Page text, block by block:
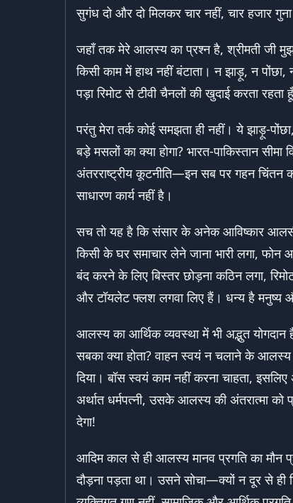
सुगंध दो और दो मिलकर चार नहीं, चार हजार
जहाँ तक मेरे आलस्य का प्रश्न है, श्रीमती जी मुझ
किसी काम में हाथ नहीं बंटाता। न झाड़ू, न
पड़ा रिमोट से टीवी चैनलों की खुदाई करता रहता
परंतु मेरा तर्क कोई समझता ही नहीं। ये झाड़ू-
बड़े मसलों का क्या होगा? भारत-पाकिस्तान
अंतरराष्ट्रीय कूटनीति—इन सब पर गहन चिंतन
साधारण कार्य नहीं है।
सच तो यह है कि संसार के अनेक आविष्कार आलसी
किसी के घर समाचार लेने जाना भारी लगा, फोन
बंद करने के लिए बिस्तर छोड़ना कठिन लगा,
और टॉयलेट फ्लश लगवा लिए हैं। धन्य है मनुष्य
आलस्य का आर्थिक व्यवस्था में भी अद्भुत
सबका क्या होता? वाहन स्वयं न चलाने के आलस्य
दिया। बॉस स्वयं काम नहीं करना चाहता,
अर्थात धर्मपत्नी, उसके आलस्य की अंतरात्मा को
देगा!
आदिम काल से ही आलस्य मानव प्रगति का
दौड़ना पड़ता था। उसने सोचा—क्यों न दूर से